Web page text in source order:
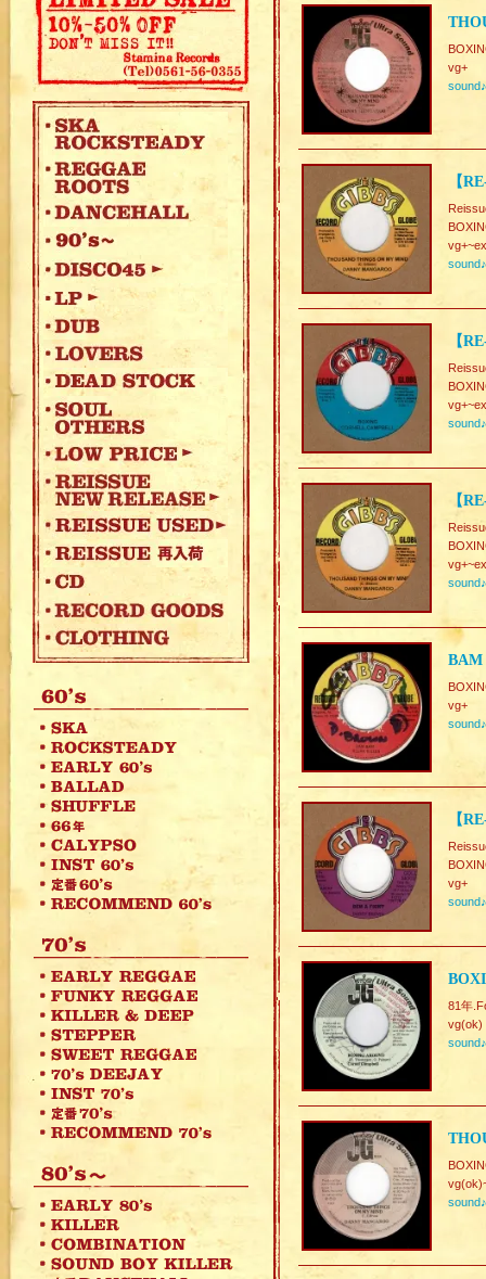
vg+
sound♪
【
sound♪
【
sound♪
【
sound♪
vg+
sound♪
【
vg+
sound♪
81年
vg(ok)
sound♪
sound♪